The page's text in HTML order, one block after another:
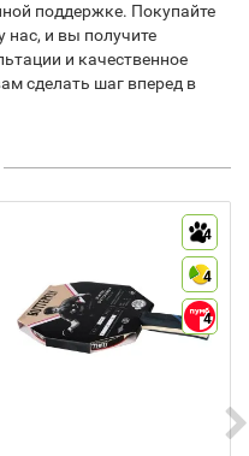
поддержке. Покупайте
нас, и вы получите
и качественное
сделать шаг вперед в
4
4
4